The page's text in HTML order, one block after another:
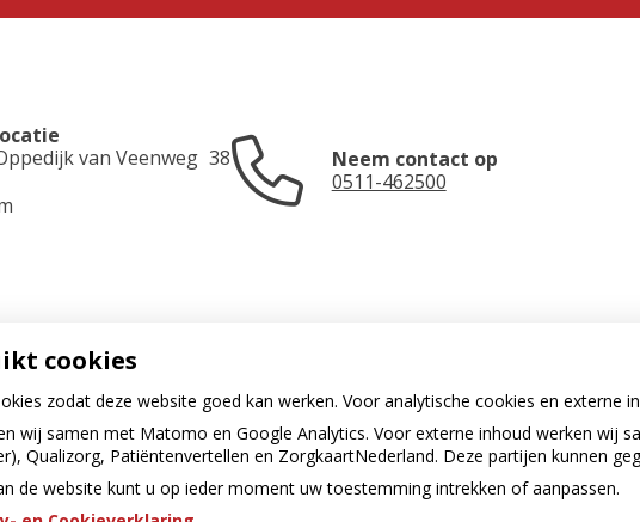
van Veenweg 38
Neem contact op
0511-462500
U heeft geen toestemming gegeven
voorexterne inhoud die nodig is om
dit te zien.
cookies
zodat deze website goed kan werken. Voor analytische cookies en externe
wij samen met Matomo en Google Analytics. Voor externe inhoud werken wij
Qualizorg, Patiëntenvertellen en ZorgkaartNederland. Deze partijen kunnen
de website kunt u op ieder moment uw toestemming intrekken of aanpassen.